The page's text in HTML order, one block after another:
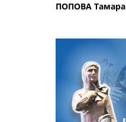
ПОПОВА Тамара